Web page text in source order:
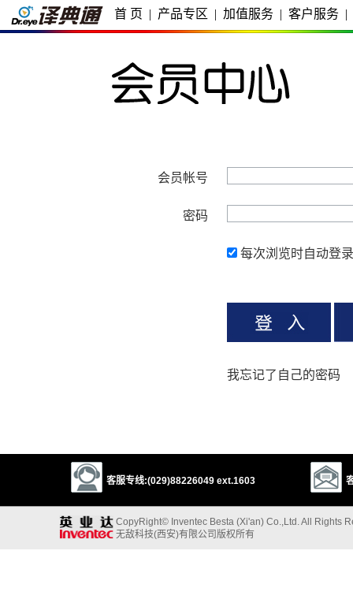
首 页 | 产品专区 | 加值服务 | 客户服务 |
会员帐号
密码
每次浏览时自动登录
我忘记了自己的密码
客服专线:(029)88226049 ext.1603
CopyRight© Inventec Besta (Xi'an) Co.,Ltd. All Rights
无敌科技(西安)有限公司版权所有